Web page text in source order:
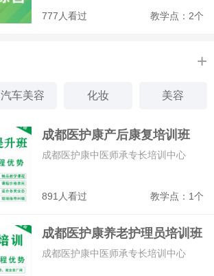
777人看过 教学点：2个
+
汽车美容 化妆 美容
挖掘机 服装设计 形象设计
成都医护康产后康复培训班
891人看过 教学点：1个
成都医护康中医师承专长培训中心
成都医护康养老护理员培训班
成都医护康中医师承专长培训中心